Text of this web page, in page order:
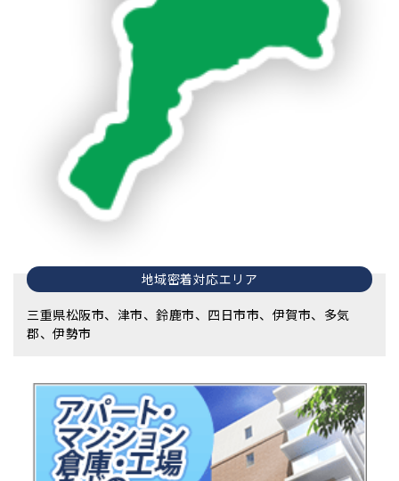
地域密着対応エリア
三重県松阪市、津市、鈴鹿市、四日市市、伊賀市、多気
郡、伊勢市